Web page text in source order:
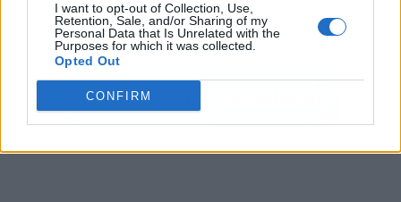
I want to opt-out of Collection, Use,
Retention, Sale, and/or Sharing of my
Personal Data that Is Unrelated with the
Purposes for which it was collected.
Opted Out
CONFIRM